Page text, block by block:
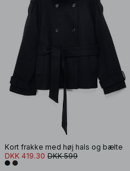
Kort frakke med høj hals og bælte
DKK 419.30 DKK 599